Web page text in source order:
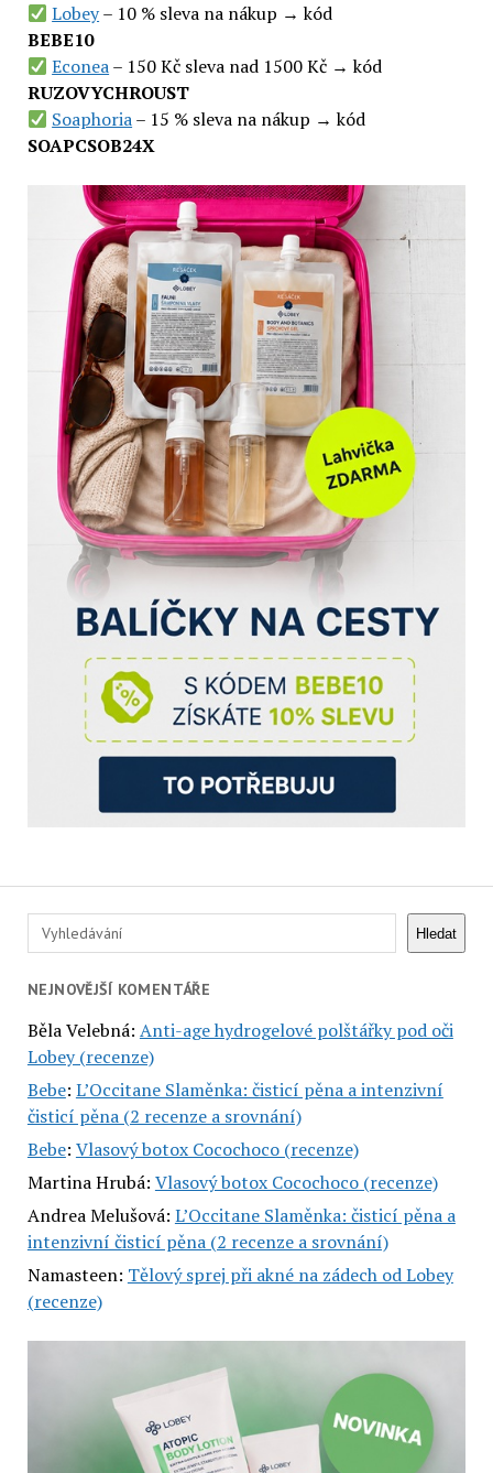
Lobey– 10 % sleva na nákup → kód
BEBE10
Econea– 150 Kč sleva nad 1500 Kč → kód
RUZOVYCHROUST
Soaphoria– 15 % sleva na nákup → kód
SOAPCSOB24X
Hledat Hledat
NEJNOVĚJŠÍ KOMENTÁŘE
Běla Velebná: Anti-age hydrogelové polštářky pod oči
Lobey (recenze)
Bebe: L’Occitane Slaměnka: čisticí pěna a intenzivní
čisticí pěna (2 recenze a srovnání)
Bebe: Vlasový botox Cocochoco (recenze)
Martina Hrubá: Vlasový botox Cocochoco (recenze)
Andrea Melušová: L’Occitane Slaměnka: čisticí pěna a
intenzivní čisticí pěna (2 recenze a srovnání)
Namasteen: Tělový sprej při akné na zádech od Lobey
(recenze)